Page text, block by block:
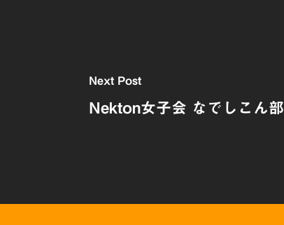
Next Post
Nekton女子会 なでしこん部